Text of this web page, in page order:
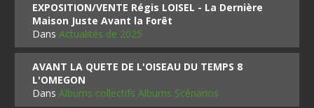
EXPOSITION/VENTE Régis LOISEL - La Dernière
Maison Juste Avant la Forêt
DansActualités de 2025
AVANT LA QUETE DE L'OISEAU DU TEMPS 8
L'OMEGON
DansAlbums collectifs Albums Scénarios